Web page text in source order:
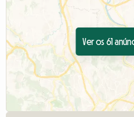
Ver os 61